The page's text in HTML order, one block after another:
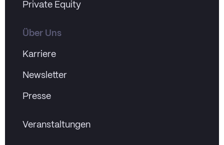
Private Equity
Über Uns
Karriere
Newsletter
Presse
Veranstaltungen